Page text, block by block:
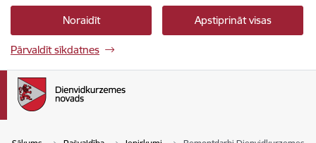
Noraidīt Apstiprināt visas
Pārvaldīt sīkdatnes